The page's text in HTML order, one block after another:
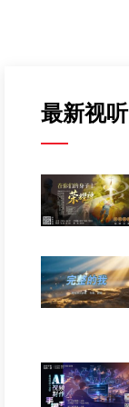
最新视听